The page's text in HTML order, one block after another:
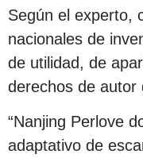
Según el experto,
nacionales de
de utilidad, de
derechos de autor
“Nanjing Perlove
adaptativo de